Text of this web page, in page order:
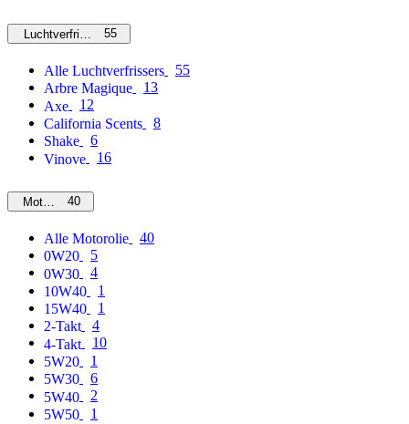
Luchtverfrissers55
Alle Luchtverfrissers
55
Arbre Magique
13
Axe
12
California Scents
8
Shake
6
Vinove
16
Motorolie40
Alle Motorolie
40
0W20
5
0W30
4
10W40
1
15W40
1
2-Takt
4
4-Takt
10
5W20
1
5W30
6
5W40
2
5W50
1